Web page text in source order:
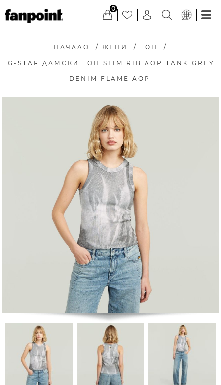
0
НАЧАЛО / ЖЕНИ / ТОП /
G-STAR ДАМСКИ ТОП SLIM RIB AOP TANK GREY
DENIM FLAME AOP